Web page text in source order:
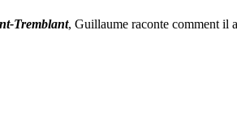
Tremblant, Guillaume raconte comment il